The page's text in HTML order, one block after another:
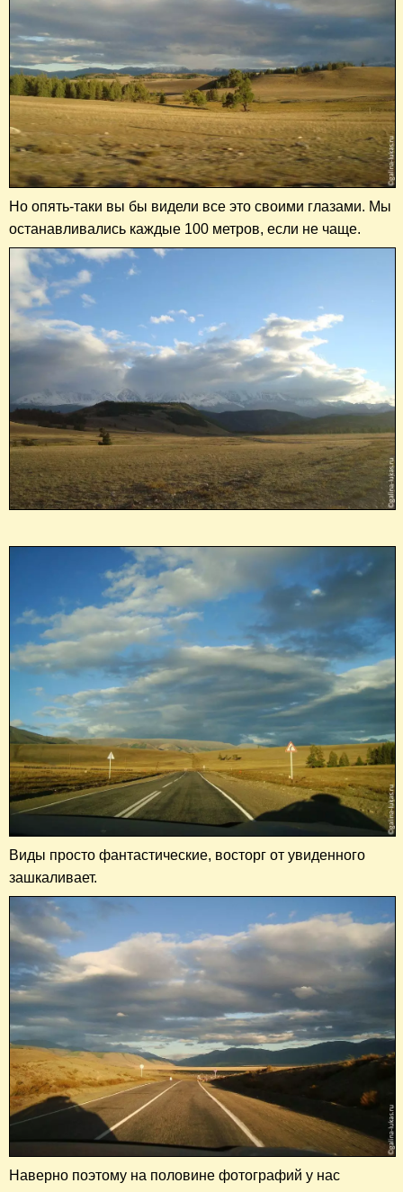
Но опять-таки вы бы видели все это своими глазами. Мы
останавливались каждые 100 метров, если не чаще.
Виды просто фантастические, восторг от увиденного
зашкаливает.
Наверно поэтому на половине фотографий у нас